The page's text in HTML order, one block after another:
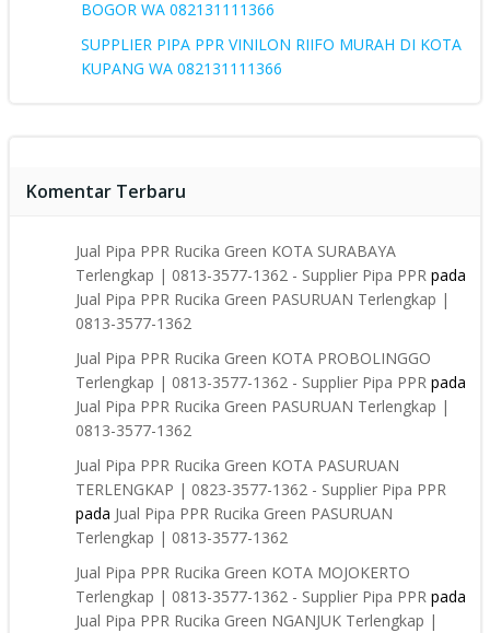
BOGOR WA 082131111366
SUPPLIER PIPA PPR VINILON RIIFO MURAH DI KOTA
KUPANG WA 082131111366
Komentar Terbaru
Jual Pipa PPR Rucika Green KOTA SURABAYA
Terlengkap | 0813-3577-1362 - Supplier Pipa PPR pada
Jual Pipa PPR Rucika Green PASURUAN Terlengkap |
0813-3577-1362
Jual Pipa PPR Rucika Green KOTA PROBOLINGGO
Terlengkap | 0813-3577-1362 - Supplier Pipa PPR pada
Jual Pipa PPR Rucika Green PASURUAN Terlengkap |
0813-3577-1362
Jual Pipa PPR Rucika Green KOTA PASURUAN
TERLENGKAP | 0823-3577-1362 - Supplier Pipa PPR
pada Jual Pipa PPR Rucika Green PASURUAN
Terlengkap | 0813-3577-1362
Jual Pipa PPR Rucika Green KOTA MOJOKERTO
Terlengkap | 0813-3577-1362 - Supplier Pipa PPR pada
Jual Pipa PPR Rucika Green NGANJUK Terlengkap |